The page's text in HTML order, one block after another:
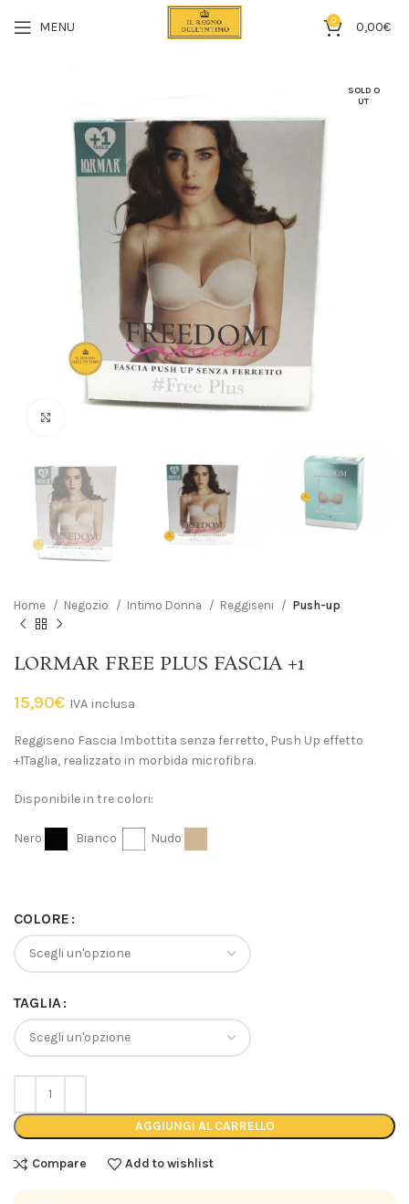
MENU 0 0,00€
SOLD O
UT
Home Negozio Intimo Donna Reggiseni Push-up
LORMAR FREE PLUS FASCIA +1
15,90€ IVA inclusa
Reggiseno Fascia Imbottita senza ferretto, Push Up effetto
+1Taglia, realizzato in morbida microfibra.
Disponibile in tre colori:
Nero Bianco Nudo
COLORE
TAGLIA
AGGIUNGI AL CARRELLO
Compare Add to wishlist